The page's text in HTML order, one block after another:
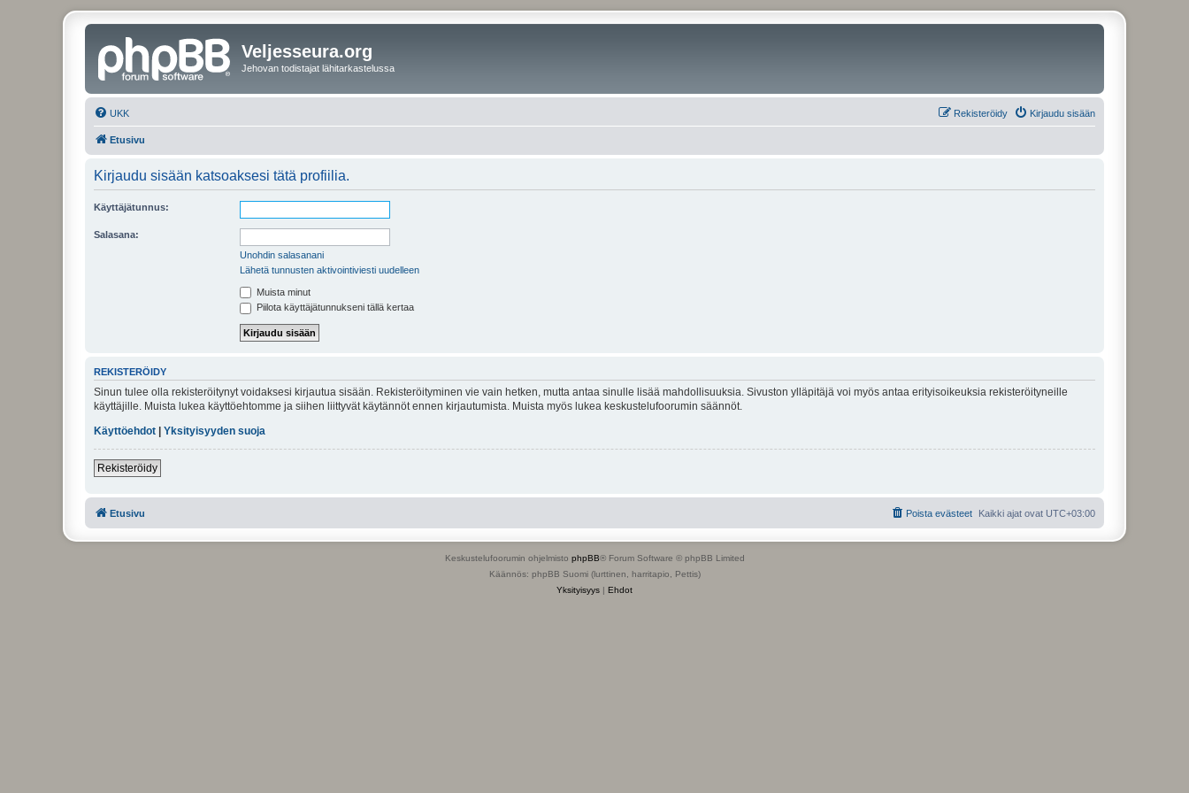
Veljesseura.org
Jehovan todistajat lähitarkastelussa
UKK Kirjaudu sisään
Rekisteröidy
Etusivu
Kirjaudu sisään katsoaksesi tätä profiilia.
Käyttäjätunnus:
Salasana:
Unohdin salasanani
Lähetä tunnusten aktivointiviesti uudelleen
Muista minut
Piilota käyttäjätunnukseni tällä kertaa
REKISTERÖIDY
Sinun tulee olla rekisteröitynyt voidaksesi kirjautua sisään. Rekisteröityminen vie vain hetken, mutta antaa sinulle lisää mahdollisuuksia. Sivuston ylläpitäjä voi myös antaa erityisoikeuksia rekisteröityneille
käyttäjille. Muista lukea käyttöehtomme ja siihen liittyvät käytännöt ennen kirjautumista. Muista myös lukea keskustelufoorumin säännöt.
Käyttöehdot
Yksityisyyden suoja
Rekisteröidy
Etusivu Kaikki ajat ovat UTC+03:00
Poista evästeet
Keskustelufoorumin ohjelmisto phpBB® Forum Software © phpBB Limited
Käännös: phpBB Suomi (lurttinen, harritapio, Pettis)
Yksityisyys | Ehdot